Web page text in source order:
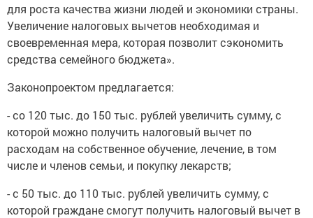
для роста качества жизни людей и экономики страны.
Увеличение налоговых вычетов необходимая и
своевременная мера, которая позволит сэкономить
средства семейного бюджета».
Законопроектом предлагается:
- со 120 тыс. до 150 тыс. рублей увеличить сумму, с
которой можно получить налоговый вычет по
расходам на собственное обучение, лечение, в том
числе и членов семьи, и покупку лекарств;
- с 50 тыс. до 110 тыс. рублей увеличить сумму, с
которой граждане смогут получить налоговый вычет в